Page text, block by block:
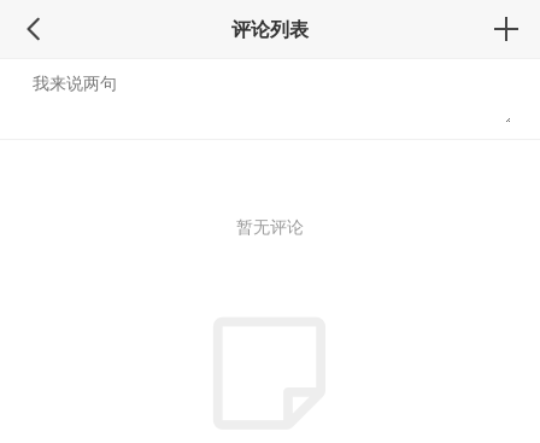
评论列表
暂无评论